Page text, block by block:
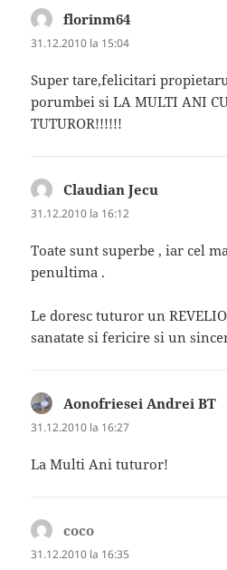
florinm64
31.12.2010 la 15:04
Super tare,felicitari
porumbei si LA MULTI ANI
TUTUROR!!!!!!
Claudian Jecu
31.12.2010 la 16:12
Toate sunt superbe , iar cel
penultima .
Le doresc tuturor un
sanatate si fericire si un
Aonofriesei Andrei BT
31.12.2010 la 16:27
La Multi Ani tuturor!
coco
31.12.2010 la 16:35